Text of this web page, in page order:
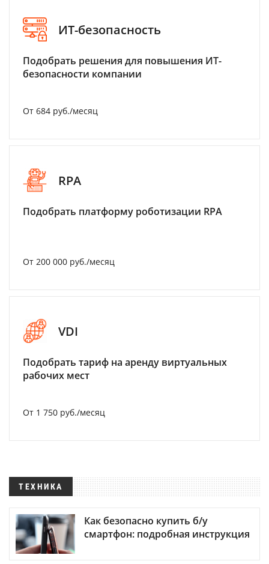
ИТ-безопасность
Подобрать решения для повышения ИТ-
безопасности компании
От 684 руб./месяц
RPA
Подобрать платформу роботизации RPA
От 200 000 руб./месяц
VDI
Подобрать тариф на аренду виртуальных
рабочих мест
От 1 750 руб./месяц
ТЕХНИКА
Как безопасно купить б/у
смартфон: подробная инструкция